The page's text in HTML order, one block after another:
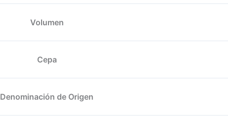
Volumen
Cepa
Denominación de Origen